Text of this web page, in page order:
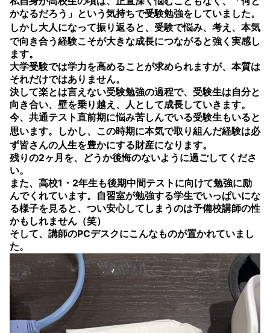
かなるだろう」という気持ちで受験勉強をしていました。
しかし大人になって振り返ると、 受験で悩み、考え、本気
で向き合う経験こそが大きな成長につながると強く実感し
ます。
大学受験では学力を高めることが求められますが、本質は
それだけではありません。
決して楽とは言えない受験勉強の過程で、受験生は自分と
向き合い、壁を乗り越え、人として成長していきます。
今、共通テスト直前期に悩み苦しんでいる受験生もいると
思います。しかし、
この時期に本気で取り組んだ経験は必
ず皆さんの人生を豊かにする財産になります。
残りの2ヶ月を、どうか後悔のないように過ごしてくださ
い。
また、高校1・2年生も後期中間テストに向けて勉強に励
んでくれています。自習室が勉強する学生でいっぱいにな
る様子を見ると、つい安心してしまうのは予備校講師の性
かもしれません（笑）
そして、講師のPCデスクにこんなものが置かれていまし
た。